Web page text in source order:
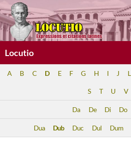
Aller
au
contenu
Locutio
A B C D E F G H I J L
S T U V
Da De Di Do
Dua Dub Duc Dul Dum